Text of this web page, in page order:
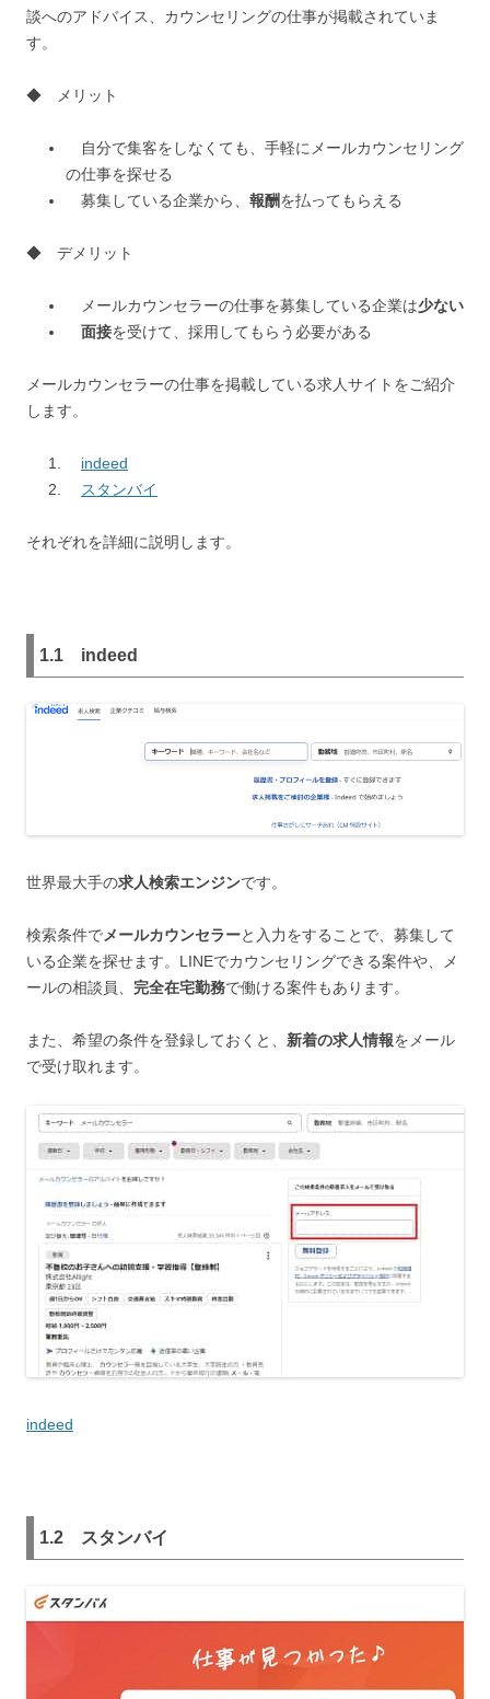
談へのアドバイス、カウンセリングの仕事が掲載されていま
す。
◆ メリット
自分で集客をしなくても、手軽にメールカウンセリング
の仕事を探せる
募集している企業から、 報酬を払ってもらえる
◆ デメリット
メールカウンセラーの仕事を募集している企業は少ない
面接を受けて、採用してもらう必要がある
メールカウンセラーの仕事を掲載している求人サイトをご紹介
します。
indeed
スタンバイ
それぞれを詳細に説明します。
1.1 indeed
世界最大手の求人検索エンジンです。
検索条件でメールカウンセラーと入力をすることで、募集して
いる企業を探せます。LINEでカウンセリングできる案件や、メ
ールの相談員、 完全在宅勤務で働ける案件もあります。
また、希望の条件を登録しておくと、 新着の求人情報をメール
で受け取れます。
indeed
1.2 スタンバイ